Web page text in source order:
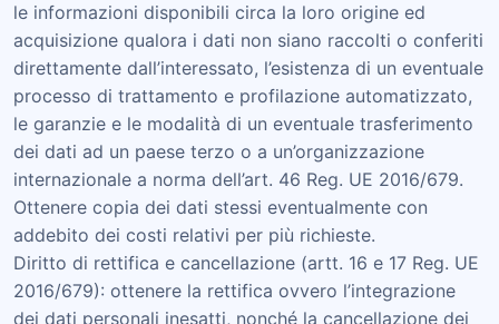
le informazioni disponibili circa la loro origine ed
acquisizione qualora i dati non siano raccolti o conferiti
direttamente dall’interessato, l’esistenza di un eventuale
processo di trattamento e profilazione automatizzato,
le garanzie e le modalità di un eventuale trasferimento
dei dati ad un paese terzo o a un’organizzazione
internazionale a norma dell’art. 46 Reg. UE 2016/679.
Ottenere copia dei dati stessi eventualmente con
addebito dei costi relativi per più richieste.
Diritto di rettifica e cancellazione (artt. 16 e 17 Reg. UE
2016/679): ottenere la rettifica ovvero l’integrazione
dei dati personali inesatti, nonché la cancellazione dei